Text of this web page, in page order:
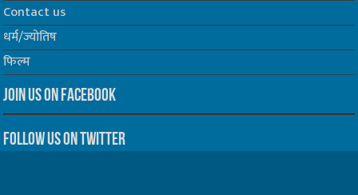
Contact us
धर्म/ज्योतिष
फिल्म
Join us on Facebook
Follow us on Twitter